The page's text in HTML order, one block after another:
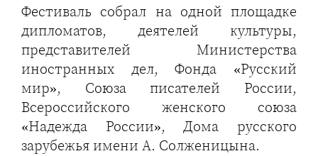
Фестиваль собрал на одной площадке
дипломатов, деятелей культуры,
представителей Министерства
иностранных дел, Фонда «Русский
мир», Союза писателей России,
Всероссийского женского союза
«Надежда России», Дома русского
зарубежья имени А. Солженицына.